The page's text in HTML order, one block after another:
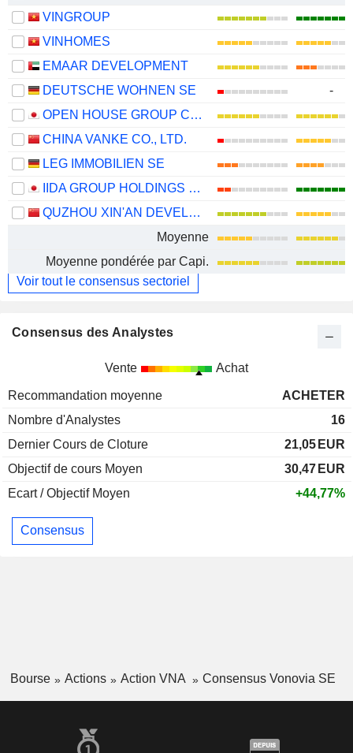
VINGROUP
VINHOMES
EMAAR DEVELOPMENT
DEUTSCHE WOHNEN SE
-
OPEN HOUSE GROUP CO., LTD.
CHINA VANKE CO., LTD.
LEG IMMOBILIEN SE
IIDA GROUP HOLDINGS CO., LTD.
QUZHOU XIN'AN DEVELOPMENT CO., LTD.
Moyenne
Moyenne pondérée par Capi.
Voir tout le consensus sectoriel
Consensus des Analystes
Vente Achat
Recommandation moyenne
ACHETER
Nombre d'Analystes
16
Dernier Cours de Cloture
21,05 EUR
Objectif de cours Moyen
30,47 EUR
Ecart / Objectif Moyen
+44,77%
Consensus
Bourse Actions Action VNA Consensus Vonovia SE